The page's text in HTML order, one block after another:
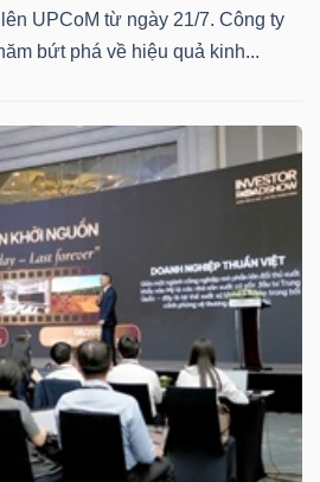
UPCoM từ ngày 21/7. Công ty
bứt phá về hiệu quả kinh...